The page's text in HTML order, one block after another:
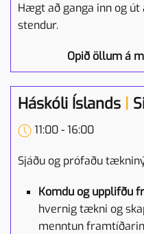
Hægt að ganga inn og út
stendur.
Opið öllum á
Háskóli Íslands |
11:00 - 16:00
Sjáðu og prófaðu
Komdu og upplifðu
hvernig tækni og
menntun